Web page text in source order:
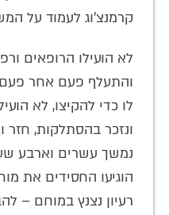
קרמנצ'וג לעמוד על
לא הועילו הרופאים
והתעלף פעם אחר
לו כדי להקיצו, לא
ונזכר בהסתלקות,
נמשך עשרים וארבע
הוגיעו החסידים את
רעיון נצנץ במוחם –